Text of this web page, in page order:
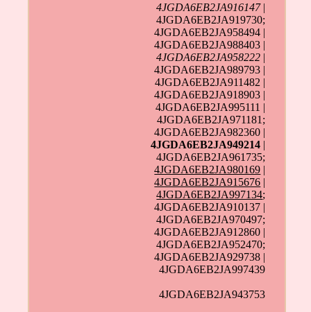
4JGDA6EB2JA916147|
4JGDA6EB2JA919730;
4JGDA6EB2JA958494 |
4JGDA6EB2JA988403 |
4JGDA6EB2JA958222 |
4JGDA6EB2JA989793 |
4JGDA6EB2JA911482 |
4JGDA6EB2JA918903 |
4JGDA6EB2JA995111 |
4JGDA6EB2JA971181;
4JGDA6EB2JA982360 |
4JGDA6EB2JA949214 |
4JGDA6EB2JA961735;
4JGDA6EB2JA980169 |
4JGDA6EB2JA915676 |
4JGDA6EB2JA997134;
4JGDA6EB2JA910137 |
4JGDA6EB2JA970497;
4JGDA6EB2JA912860 |
4JGDA6EB2JA952470;
4JGDA6EB2JA929738 |
4JGDA6EB2JA997439
4JGDA6EB2JA943753